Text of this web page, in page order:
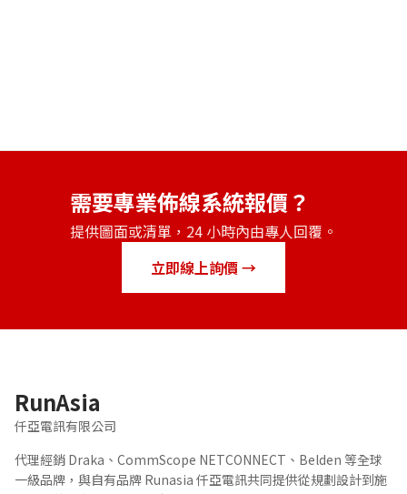
需要專業佈線系統報價？
提供圖面或清單，24 小時內由專人回覆。
立即線上詢價 →
RunAsia
仟亞電訊有限公司
代理經銷 Draka、CommScope NETCONNECT、Belden 等全球
一級品牌，與自有品牌 Runasia 仟亞電訊共同提供從規劃設計到施